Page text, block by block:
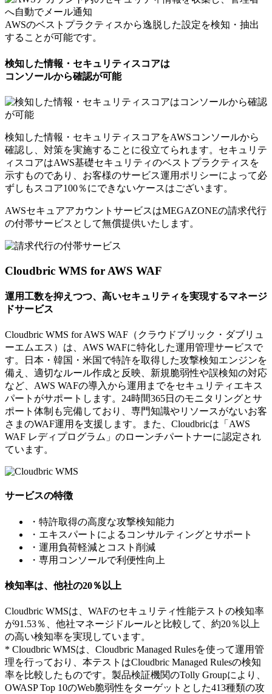
AWSのベストプラクティスから逸脱した設定を検知・抽出
することが可能です。
検知した情報・セキュリティスコアは
コンソールから確認が可能
検知した情報・セキュリティスコアをAWSコンソールから
確認し、対策を実施することに役立てられます。セキュリテ
ィスコアはAWS基礎セキュリティのベストプラクティスを
示すものであり、お客様のサービス運用ポリシーによって必
ずしもスコア100％にできないケースはございます。
AWSセキュアアカウントサービスはMEGAZONEの請求代行
の付帯サービスとして無償提供いたします。
Cloudbric WMS for AWS WAF
運用工数を抑えつつ、高いセキュリティを実現するマネージ
ドサービス
Cloudbric WMS for AWS WAF（クラウドブリック・ダブリュ
ーエムエス）は、AWS WAFに特化した運用管理サービスで
す。日本・韓国・米国で特許を取得した攻撃検知エンジンを
備え、適切なルール作成と反映、新規脆弱性や誤検知の対応
など、AWS WAFの導入から運用までをセキュリティエキス
パートがサポートします。24時間365日のモニタリングとサ
ポート体制も完備しており、専門知識やリソースがないお客
さまのWAF運用を支援します。また、Cloudbricは「AWS
WAF レディプログラム」のローンチパートナーに認定され
ています。
サービスの特徴
・特許取得の高度な攻撃検知能力
・エキスパートによるコンサルティングとサポート
・運用負荷軽減とコスト削減
・専用コンソールで利便性向上
検知率は、他社の20％以上
Cloudbric WMSは、WAFのセキュリティ性能テストの検知率
が91.53％、他社マネージドルールと比較して、約20％以上
の高い検知率を実現しています。
* Cloudbric WMSは、Cloudbric Managed Rulesを使って運用管
理を行っており、本テストはCloudbric Managed Rulesの検知
率を比較したものです。製品検証機関のTolly Groupにより、
OWASP Top 10のWeb脆弱性をターゲットとした413種類の攻